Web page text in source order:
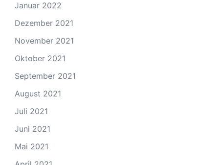
Januar 2022
Dezember 2021
November 2021
Oktober 2021
September 2021
August 2021
Juli 2021
Juni 2021
Mai 2021